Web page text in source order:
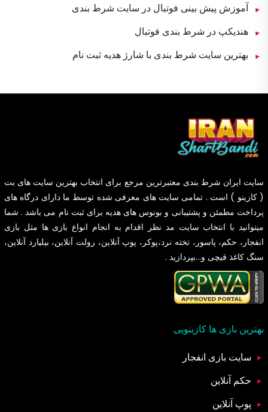
آموزش پیش بینی فوتبال در سایت شرط بندی
هندیکپ در شرط بندی فوتبال
بهترین سایت شرط بندی با شارژ هدیه ثبت نام
سایت ایران شرط بندی معتبرترین مرجع برای انتخاب بهترین سایت های بت
( کازینو ) است . تمامی سایت های معرفی شده توسط ما دارای درگاه های
پرداخت مطمئن و پشتیبانی و بونوس های هدیه برای ثبت نام می باشد . شما
میتوانید با انتخاب سایت مد نظر اقدام به انجام انواع بازی ها مثل بازی
انفجار، حکم، پاسور، تخته نرد،پوکر، پوپ آنلاین، رولت آنلاین، بیلیارد آنلاین،
سنگ کاغذ قیچی و...بپردازید .
بهترین بازی ها کازینویی
سایت بازی انفجار
حکم آنلاین
پوپ آنلاین